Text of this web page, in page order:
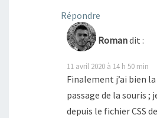
Répondre
Romandit :
11 avril 2020 à 14 h 50 min
Finalement j’ai bien
passage de la souris ;
depuis le fichier CSS